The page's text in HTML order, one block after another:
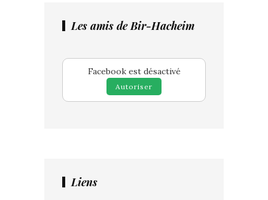
Les amis de Bir-Hacheim
Facebook est désactivé
Autoriser
Liens